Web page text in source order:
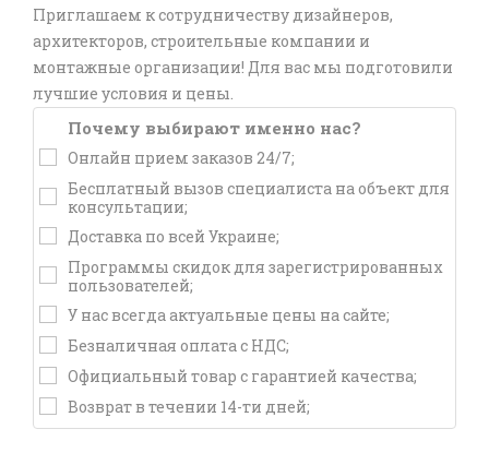
Приглашаем к сотрудничеству дизайнеров,
архитекторов, строительные компании и
монтажные организации! Для вас мы подготовили
лучшие условия и цены.
Почему выбирают именно нас?
Онлайн прием заказов 24/7;
Бесплатный вызов специалиста на объект для
консультации;
Доставка по всей Украине;
Программы скидок для зарегистрированных
пользователей;
У нас всегда актуальные цены на сайте;
Безналичная оплата с НДС;
Официальный товар с гарантией качества;
Возврат в течении 14-ти дней;